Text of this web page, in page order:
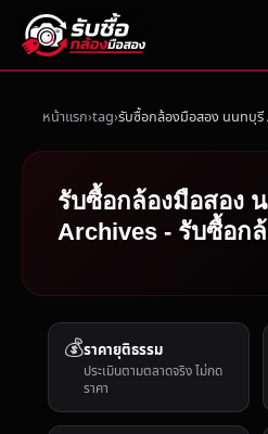
หน้าแรก tag รับซื้อกล้องมือสอง นนทบุ
รับซื้อกล้องมือสอง
Archives - รับซื้อก
💰ราคายุติธรรม
ประเมินตามตลาดจริง ไม่กด
ราคา